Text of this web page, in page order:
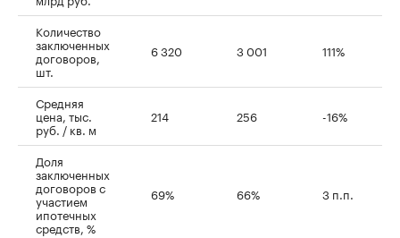
Количество
заключенных
договоров,
шт.
6 320 3 001 111%
Средняя
цена, тыс.
руб. / кв. м
214 256 -16%
Доля
заключенных
договоров с
участием
ипотечных
средств, %
69% 66% 3 п.п.